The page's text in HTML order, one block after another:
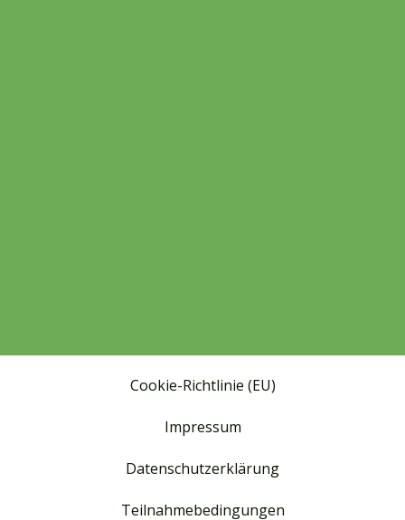
Cookie-Richtlinie (EU)
Impressum
Datenschutzerklärung
Teilnahmebedingungen